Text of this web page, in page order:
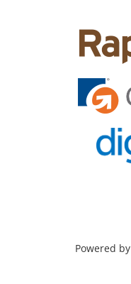
Powered by